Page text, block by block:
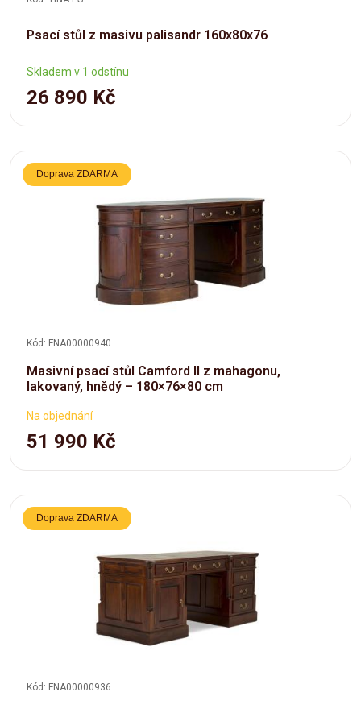
Psací stůl z masivu palisandr 160x80x76
Skladem v 1 odstínu
26 890 Kč
Doprava ZDARMA
Kód: FNA00000940
Masivní psací stůl Camford II z mahagonu,
lakovaný, hnědý – 180×76×80 cm
Na objednání
51 990 Kč
Doprava ZDARMA
Kód: FNA00000936